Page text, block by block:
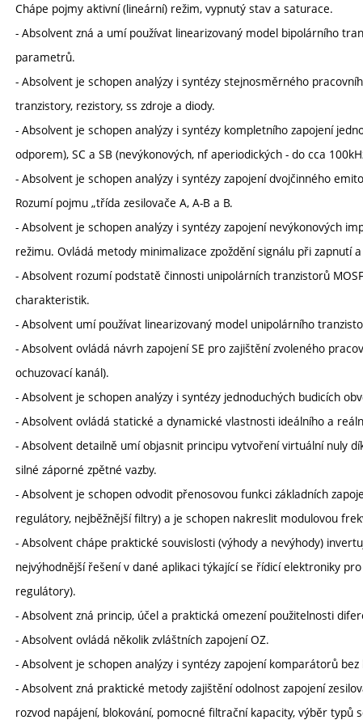
Chápe pojmy aktivní (lineární) režim, vypnutý stav a saturace.
- Absolvent zná a umí používat linearizovaný model bipolárního
parametrů.
- Absolvent je schopen analýzy i syntézy stejnosměrného
tranzistory, rezistory, ss zdroje a diody.
- Absolvent je schopen analýzy i syntézy kompletního zapojení
odporem), SC a SB (nevýkonových, nf aperiodických - do cca
- Absolvent je schopen analýzy i syntézy zapojení dvojčinného
Rozumí pojmu „třída zesilovače A, A-B a B.
- Absolvent je schopen analýzy i syntézy zapojení nevýkonových
režimu. Ovládá metody minimalizace zpoždění signálu při zapnutí
- Absolvent rozumí podstatě činnosti unipolárních tranzistorů
charakteristik.
- Absolvent umí používat linearizovaný model unipolárního
- Absolvent ovládá návrh zapojení SE pro zajištění zvoleného
ochuzovací kanál).
- Absolvent je schopen analýzy i syntézy jednoduchých budicích
- Absolvent ovládá statické a dynamické vlastnosti ideálního a
- Absolvent detailně umí objasnit principu vytvoření virtuální nuly
silné záporné zpětné vazby.
- Absolvent je schopen odvodit přenosovou funkci základních
regulátory, nejběžnější filtry) a je schopen nakreslit modulovou
- Absolvent chápe praktické souvislosti (výhody a nevýhody)
nejvýhodnější řešení v dané aplikaci týkající se řídicí elektroniky
regulátory).
- Absolvent zná princip, účel a praktická omezení použitelnosti
- Absolvent ovládá několik zvláštních zapojení OZ.
- Absolvent je schopen analýzy i syntézy zapojení komparátorů
- Absolvent zná praktické metody zajištění odolnost zapojení
rozvod napájení, blokování, pomocné filtrační kapacity, výběr typů